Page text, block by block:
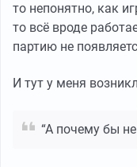
то непонятно, как
то всё вроде
партию не
И тут у меня
“А почему бы